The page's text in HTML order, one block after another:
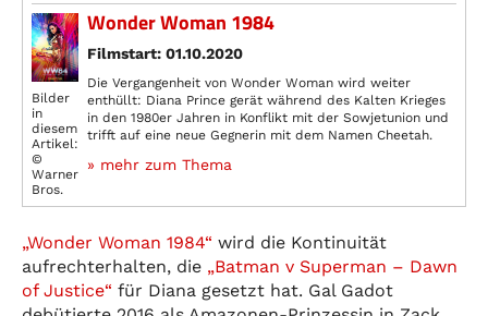
Bilder
in
diesem
Artikel:
©
Warner
Bros.
Wonder Woman 1984
Filmstart: 01.10.2020
Die Vergangenheit von Wonder Woman wird weiter
enthüllt: Diana Prince gerät während des Kalten Krieges
in den 1980er Jahren in Konflikt mit der Sowjetunion und
trifft auf eine neue Gegnerin mit dem Namen Cheetah.
» mehr zum Thema
„Wonder Woman 1984“ wird die Kontinuität
aufrechterhalten, die „Batman v Superman – Dawn
of Justice“ für Diana gesetzt hat. Gal Gadot